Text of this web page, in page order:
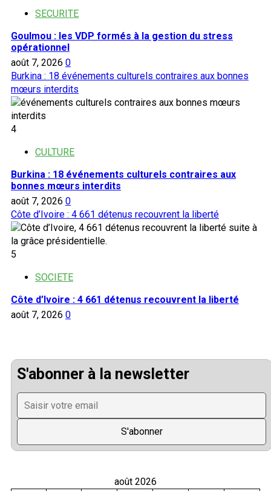
SECURITE
Goulmou : les VDP formés à la gestion du stress
opérationnel
août 7, 2026 0
Burkina : 18 événements culturels contraires aux bonnes
mœurs interdits
4
CULTURE
Burkina : 18 événements culturels contraires aux
bonnes mœurs interdits
août 7, 2026 0
Côte d’Ivoire : 4 661 détenus recouvrent la liberté
5
SOCIETE
Côte d’Ivoire : 4 661 détenus recouvrent la liberté
août 7, 2026 0
S'abonner à la newsletter
août 2026